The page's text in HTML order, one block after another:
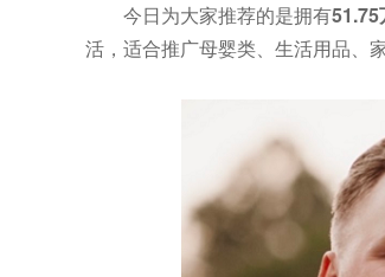
今日为大家推荐的是拥有51.75
活，适合推广母婴类、生活用品、